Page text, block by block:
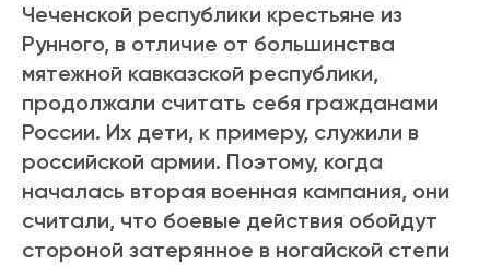
Чеченской республики крестьяне из
Рунного, в отличие от большинства
мятежной кавказской республики,
продолжали считать себя гражданами
России. Их дети, к примеру, служили в
российской армии. Поэтому, когда
началась вторая военная кампания, они
считали, что боевые действия обойдут
стороной затерянное в ногайской степи